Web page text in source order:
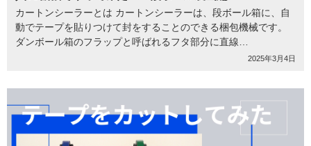
カートンシーラーとは カートンシーラーは、段ボール箱に、自
動でテープを貼りつけて封をすることのできる梱包機械です。
ダンボール箱のフラップと呼ばれるフタ部分に直線…
2025年3月4日